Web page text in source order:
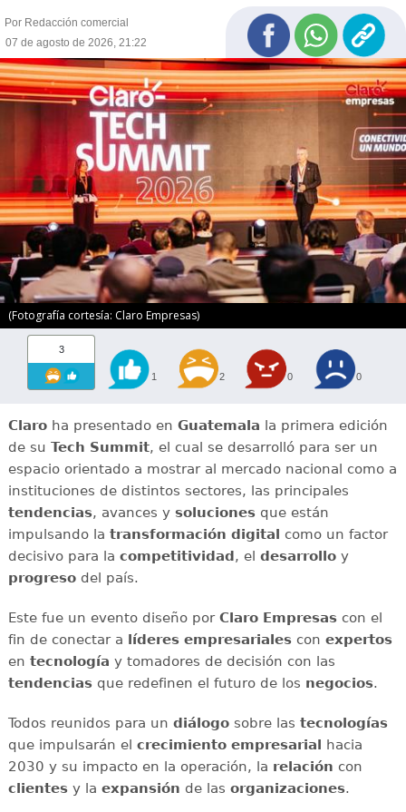
Por Redacción comercial
07 de agosto de 2026, 21:22
(Fotografía cortesía: Claro Empresas)
3
1 2 0 0
Claroha presentado en Guatemala la primera edición
de su Tech Summit, el cual se desarrolló para ser un
espacio orientado a mostrar al mercado nacional como a
instituciones de distintos sectores, las principales
tendencias, avances y solucionesque están
impulsando la transformación digital como un factor
decisivo para la competitividad, el desarrolloy
progresodel país.
Este fue un evento diseño por Claro Empresascon el
fin de conectar a líderes empresarialescon expertos
en tecnología y tomadores de decisión con las
tendenciasque redefinen el futuro de los negocios.
Todos reunidos para un diálogosobre las tecnologías
que impulsarán el crecimiento empresarial hacia
2030 y su impacto en la operación, la relación con
clientesy la expansión de las organizaciones.